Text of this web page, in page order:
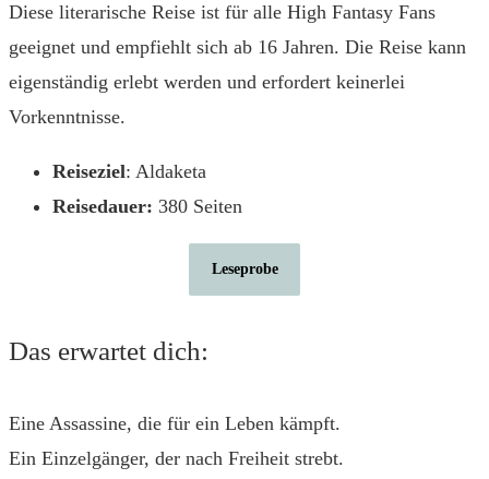
Diese literarische Reise ist für alle High Fantasy Fans
geeignet und empfiehlt sich ab 16 Jahren. Die Reise kann
eigenständig erlebt werden und erfordert keinerlei
Vorkenntnisse.
Reiseziel: Aldaketa
Reisedauer: 380 Seiten
Leseprobe
Das erwartet dich:
Eine Assassine, die für ein Leben kämpft.
Ein Einzelgänger, der nach Freiheit strebt.